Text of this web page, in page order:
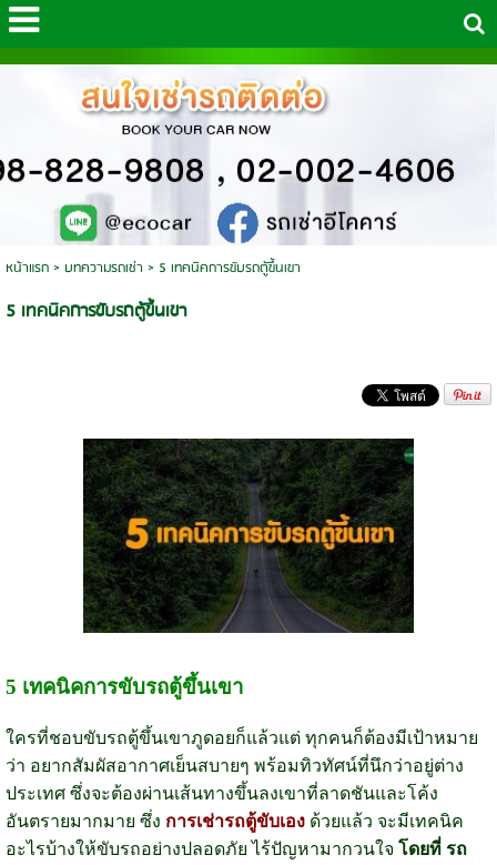
หน้าแรก> บทความรถเช่า > 5 เทคนิคการขับรถตู้ขึ้นเขา
5 เทคนิคการขับรถตู้ขึ้นเขา
5 เทคนิคการขับรถตู้ขึ้นเขา
ใครที่ชอบขับรถตู้ขึ้นเขาภูดอยก็แล้วแต่ ทุกคนก็ต้องมีเป้าหมาย
ว่า อยากสัมผัสอากาศเย็นสบายๆ พร้อมทิวทัศน์ที่นึกว่าอยู่ต่าง
ประเทศ ซึ่งจะต้องผ่านเส้นทางขึ้นลงเขาที่ลาดชันและโค้ง
อันตรายมากมาย ซึ่ง การเช่ารถตู้ขับเองด้วยแล้ว จะมีเทคนิค
อะไรบ้างให้ขับรถอย่างปลอดภัย ไร้ปัญหามากวนใจ โดยที่ รถ